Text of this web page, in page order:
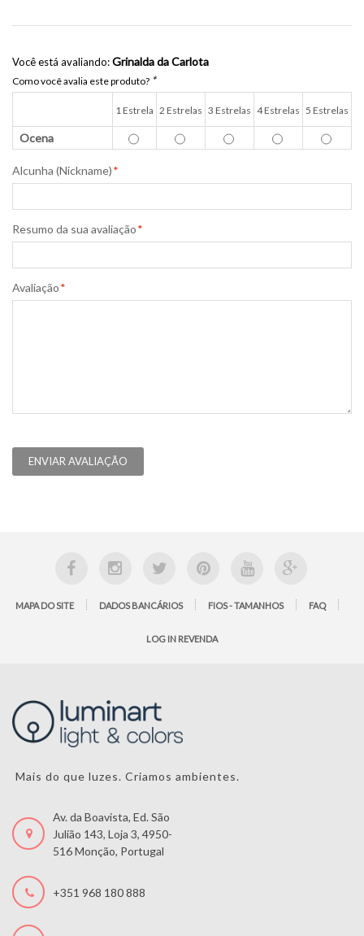
Você está avaliando:Grinalda da Carlota
Como você avalia este produto? *
1 Estrela 2 Estrelas 3 Estrelas 4 Estrelas 5 Estrelas
Ocena
*
Alcunha (Nickname)
*
Resumo da sua avaliação
*
Avaliação
ENVIAR AVALIAÇÃO
MAPA DO SITE DADOS BANCÁRIOS FIOS - TAMANHOS FAQ
LOG IN REVENDA
Mais do que luzes. Criamos ambientes.
Av. da Boavista, Ed. São
Julião 143, Loja 3, 4950-
516 Monção, Portugal
+351 968 180 888